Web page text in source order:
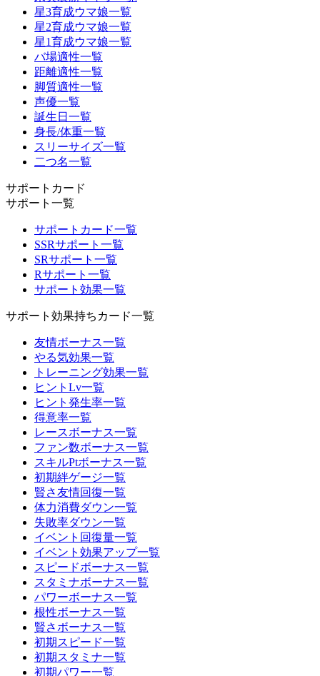
星3育成ウマ娘一覧
星2育成ウマ娘一覧
星1育成ウマ娘一覧
バ場適性一覧
距離適性一覧
脚質適性一覧
声優一覧
誕生日一覧
身長/体重一覧
スリーサイズ一覧
二つ名一覧
サポートカード
サポート一覧
サポートカード一覧
SSRサポート一覧
SRサポート一覧
Rサポート一覧
サポート効果一覧
サポート効果持ちカード一覧
友情ボーナス一覧
やる気効果一覧
トレーニング効果一覧
ヒントLv一覧
ヒント発生率一覧
得意率一覧
レースボーナス一覧
ファン数ボーナス一覧
スキルPtボーナス一覧
初期絆ゲージ一覧
賢さ友情回復一覧
体力消費ダウン一覧
失敗率ダウン一覧
イベント回復量一覧
イベント効果アップ一覧
スピードボーナス一覧
スタミナボーナス一覧
パワーボーナス一覧
根性ボーナス一覧
賢さボーナス一覧
初期スピード一覧
初期スタミナ一覧
初期パワー一覧